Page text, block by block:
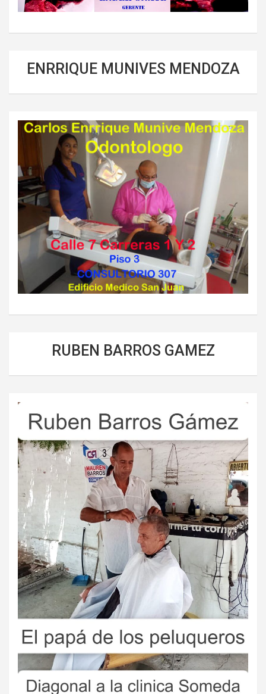
ENRRIQUE MUNIVES MENDOZA
RUBEN BARROS GAMEZ